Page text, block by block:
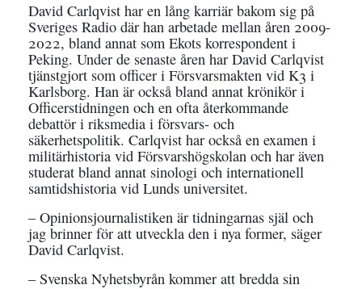
David Carlqvist har en lång karriär bakom sig på
Sveriges Radio där han arbetade mellan åren 2009-
2022, bland annat som Ekots korrespondent i
Peking. Under de senaste åren har David Carlqvist
tjänstgjort som officer i Försvarsmakten vid K3 i
Karlsborg. Han är också bland annat krönikör i
Officerstidningen och en ofta återkommande
debattör i riksmedia i försvars- och
säkerhetspolitik. Carlqvist har också en examen i
militärhistoria vid Försvarshögskolan och har även
studerat bland annat sinologi och internationell
samtidshistoria vid Lunds universitet.
– Opinionsjournalistiken är tidningarnas själ och
jag brinner för att utveckla den i nya former, säger
David Carlqvist.
– Svenska Nyhetsbyrån kommer att bredda sin